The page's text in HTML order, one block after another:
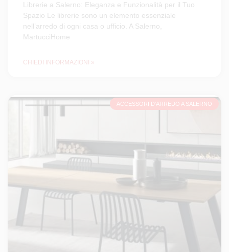
Librerie a Salerno: Eleganza e Funzionalità per il Tuo
Spazio Le librerie sono un elemento essenziale
nell’arredo di ogni casa o ufficio. A Salerno,
MartucciHome
CHIEDI INFORMAZIONI »
ACCESSORI D'ARREDO A SALERNO